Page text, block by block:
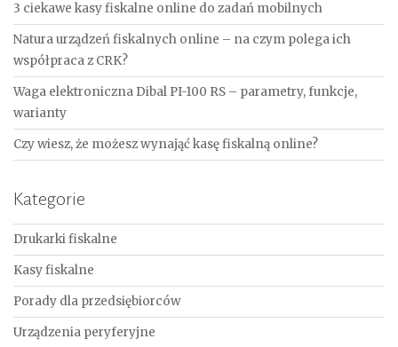
3 ciekawe kasy fiskalne online do zadań mobilnych
Natura urządzeń fiskalnych online – na czym polega ich
współpraca z CRK?
Waga elektroniczna Dibal PI-100 RS – parametry, funkcje,
warianty
Czy wiesz, że możesz wynająć kasę fiskalną online?
Kategorie
Drukarki fiskalne
Kasy fiskalne
Porady dla przedsiębiorców
Urządzenia peryferyjne